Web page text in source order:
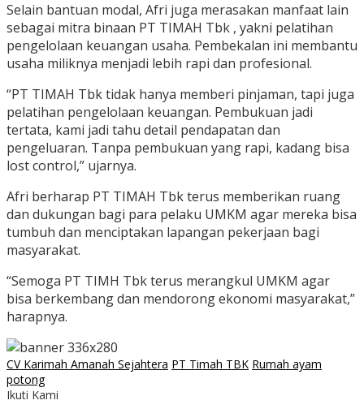
Selain bantuan modal, Afri juga merasakan manfaat lain
sebagai mitra binaan PT TIMAH Tbk , yakni pelatihan
pengelolaan keuangan usaha. Pembekalan ini membantu
usaha miliknya menjadi lebih rapi dan profesional.
“PT TIMAH Tbk tidak hanya memberi pinjaman, tapi juga
pelatihan pengelolaan keuangan. Pembukuan jadi
tertata, kami jadi tahu detail pendapatan dan
pengeluaran. Tanpa pembukuan yang rapi, kadang bisa
lost control,” ujarnya.
Afri berharap PT TIMAH Tbk terus memberikan ruang
dan dukungan bagi para pelaku UMKM agar mereka bisa
tumbuh dan menciptakan lapangan pekerjaan bagi
masyarakat.
“Semoga PT TIMH Tbk terus merangkul UMKM agar
bisa berkembang dan mendorong ekonomi masyarakat,”
harapnya.
CV Karimah Amanah Sejahtera PT Timah TBK Rumah ayam
potong
Ikuti Kami